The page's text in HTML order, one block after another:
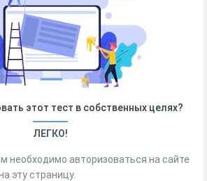
этот тест в собственных целях?
ЛЕГКО!
необходимо авторизоваться на сайте
эту страницу.